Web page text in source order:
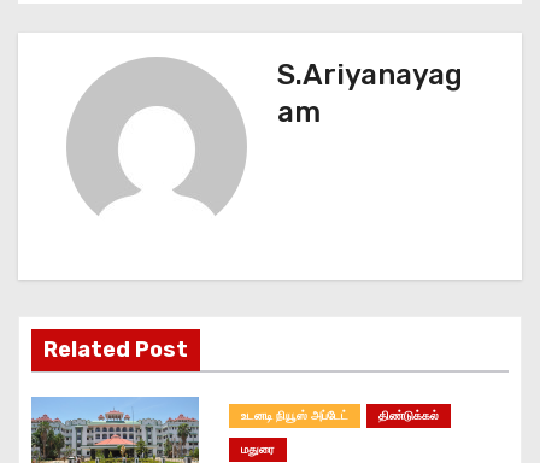
t
g
a
t
i
S.Ariyanayag
am
Related Post
உடனடி நியூஸ் அப்டேட்
திண்டுக்கல்
மதுரை